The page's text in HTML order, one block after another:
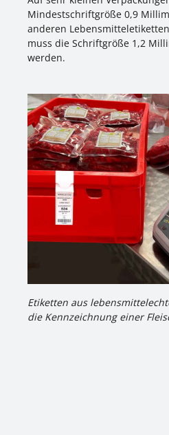
Mindestschriftgröße 0,9
anderen
muss die Schriftgröße 1,2
werden.
Etiketten aus
die Kennzeichnung einer